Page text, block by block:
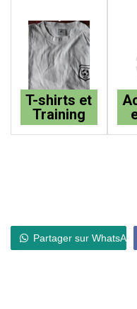
T-shirts et
Training
Partager sur WhatsApp